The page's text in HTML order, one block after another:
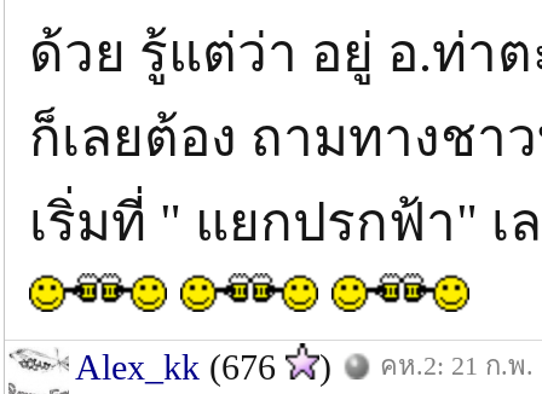
ด้วย รู้แต่ว่า อยู่ อ.ท่าต
ก็เลยต้อง ถามทางชา
เริ่มที่ " แยกปรกฟ้า" เ
Alex_kk (676 ) คห.2: 21 ก.พ.